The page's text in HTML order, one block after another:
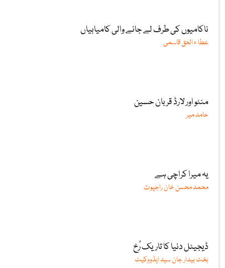
ناکامیوں کی طرف لے جانے والی کامیابیاں
عطا ء الحق قاسمی
منٹو اور لارڈ قربان حسین
حامد میر
یہ میرا کراچی ہے
محمد محسن خان راجپوت
ڈیجیٹل دنیا کا تاریک رُخ
بخت بیدار جان سید ایڈووکیٹ